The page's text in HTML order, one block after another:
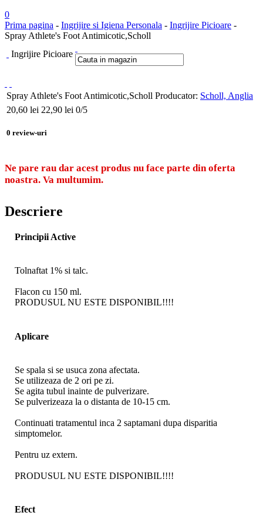
0
Prima pagina - Ingrijire si Igiena Personala - Ingrijire Picioare -
Spray Athlete's Foot Antimicotic,Scholl
Ingrijire Picioare
Spray Athlete's Foot Antimicotic,Scholl Producator: Scholl, Anglia
20,60 lei 22,90 lei 0/5
0 review-uri
Ne pare rau dar acest produs nu face parte din oferta
noastra. Va multumim.
Descriere
Principii Active
Tolnaftat 1% si talc.
Flacon cu 150 ml.
PRODUSUL NU ESTE DISPONIBIL!!!!
Aplicare
Se spala si se usuca zona afectata.
Se utilizeaza de 2 ori pe zi.
Se agita tubul inainte de pulverizare.
Se pulverizeaza la o distanta de 10-15 cm.
Continuati tratamentul inca 2 saptamani dupa disparitia
simptomelor.
Pentru uz extern.
PRODUSUL NU ESTE DISPONIBIL!!!!
Efect